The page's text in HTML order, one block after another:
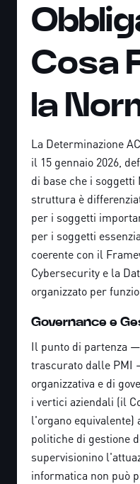
Cosa
la
La Determinazione
il 15 gennaio 2026,
di base che i soggetti
struttura è
per i soggetti
per i soggetti
coerente con il
Cybersecurity e la
organizzato per
Governance e
Il punto di partenza
trascurato dalle PMI
organizzativa e di
i vertici aziendali (il
l'organo
politiche di gestione
supervisionino
informatica non può